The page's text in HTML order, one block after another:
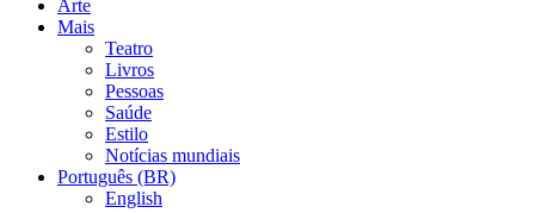
Arte
Mais
Teatro
Livros
Pessoas
Saúde
Estilo
Notícias mundiais
Português (BR)
English